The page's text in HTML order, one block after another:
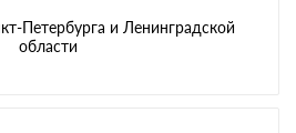
Петербурга и Ленинградской
области